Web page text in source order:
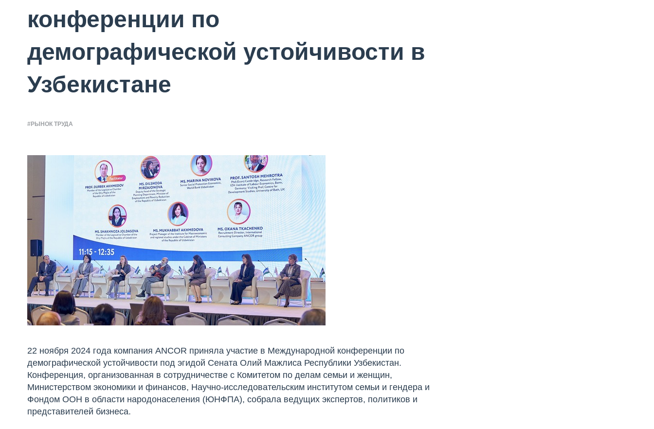
конференции по
демографической устойчивости в
Узбекистане
#РЫНОК ТРУДА
22 ноября 2024 года компания ANCOR приняла участие в Международной конференции по
демографической устойчивости под эгидой Сената Олий Мажлиса Республики Узбекистан.
Конференция, организованная в сотрудничестве с Комитетом по делам семьи и женщин,
Министерством экономики и финансов, Научно-исследовательским институтом семьи и гендера и
Фондом ООН в области народонаселения (ЮНФПА), собрала ведущих экспертов, политиков и
представителей бизнеса.